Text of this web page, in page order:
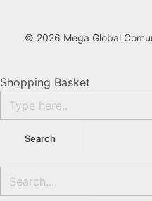
© 2026 Mega Global
Shopping Basket